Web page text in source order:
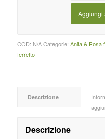
Aggiungi
COD: N/A Categorie: Anita & Rosa
ferretto
Descrizione
Descrizione